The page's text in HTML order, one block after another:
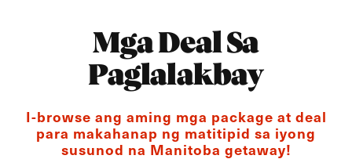
Mga Deal Sa
Paglalakbay
I-browse ang aming mga package at deal
para makahanap ng matitipid sa iyong
susunod na Manitoba getaway!